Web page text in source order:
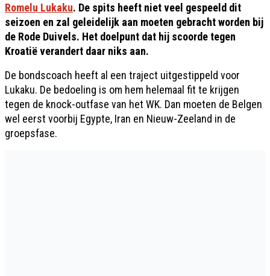
Romelu Lukaku. De spits heeft niet veel gespeeld dit
seizoen en zal geleidelijk aan moeten gebracht worden bij
de Rode Duivels. Het doelpunt dat hij scoorde tegen
Kroatië verandert daar niks aan.
De bondscoach heeft al een traject uitgestippeld voor
Lukaku. De bedoeling is om hem helemaal fit te krijgen
tegen de knock-outfase van het WK. Dan moeten de Belgen
wel eerst voorbij Egypte, Iran en Nieuw-Zeeland in de
groepsfase.